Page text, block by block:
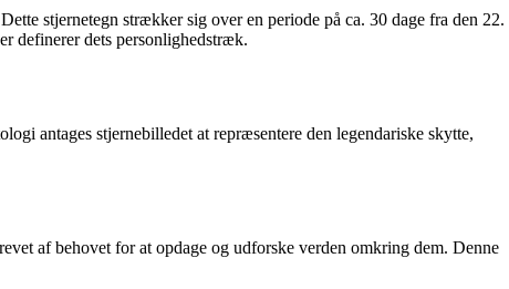
stjernetegn strækker sig over en periode på ca. 30 dage fra den 22.
definerer dets personlighedstræk.
antages stjernebilledet at repræsentere den legendariske skytte,
af behovet for at opdage og udforske verden omkring dem. Denne